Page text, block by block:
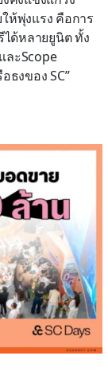
ห้พุ่งแรง คือการ
ด้หลายยูนิต ทั้ง
ละScope
ธงของ SC”